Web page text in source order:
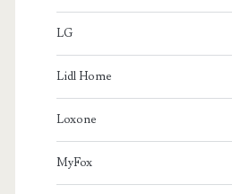
LG
Lidl Home
Loxone
MyFox